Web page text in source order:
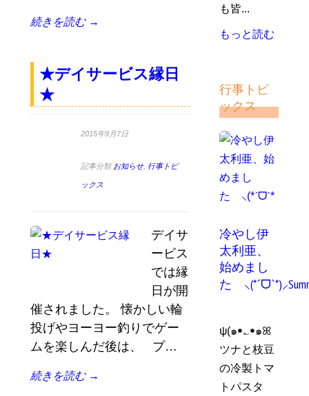
続きを読む →
★デイサービス縁日
★
2015年9月7日
記事分類 お知らせ, 行事トピ
ックス
デイサ
ービス
では縁
日が開
催されました。 懐かしい輪
投げやヨーヨー釣りでゲー
ムを楽しんだ後は、 プ…
続きを読む →
も皆...
もっと読む
行事トピ
ックス
冷やし伊
太利亜、
始めまし
た
ψ(๑ꔷ؎ꔷ๑ꕤ
ツナと枝豆
の冷製トマ
トパスタ